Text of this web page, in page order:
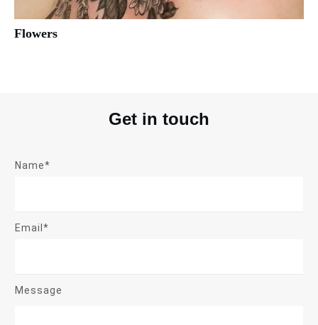
Flowers
Get in touch
Name*
Email*
Message